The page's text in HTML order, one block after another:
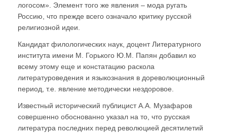
логосом». Элемент того же явления – мода ругать
Россию, что прежде всего означало критику русской
религиозной идеи.
Кандидат филологических наук, доцент Литературного
института имени М. Горького Ю.М. Папян добавил ко
всему этому еще и констатацию раскола
литературоведения и языкознания в дореволюционный
период, т.е. явление методически нездоровое.
Известный исторический публицист А.А. Музафаров
совершенно обоснованно указал на то, что русская
литература последних перед революцией десятилетий